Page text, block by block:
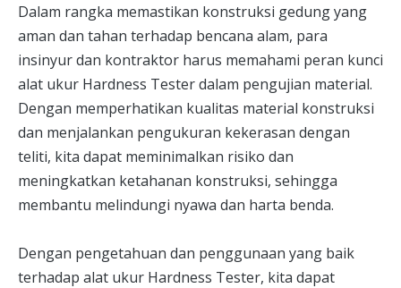
Dalam rangka memastikan konstruksi gedung yang
aman dan tahan terhadap bencana alam, para
insinyur dan kontraktor harus memahami peran kunci
alat ukur Hardness Tester dalam pengujian material.
Dengan memperhatikan kualitas material konstruksi
dan menjalankan pengukuran kekerasan dengan
teliti, kita dapat meminimalkan risiko dan
meningkatkan ketahanan konstruksi, sehingga
membantu melindungi nyawa dan harta benda.
Dengan pengetahuan dan penggunaan yang baik
terhadap alat ukur Hardness Tester, kita dapat